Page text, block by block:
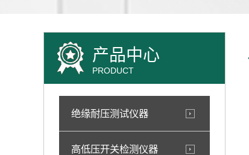
产品中心
PRODUCT
绝缘耐压测试仪器
高低压开关检测仪器